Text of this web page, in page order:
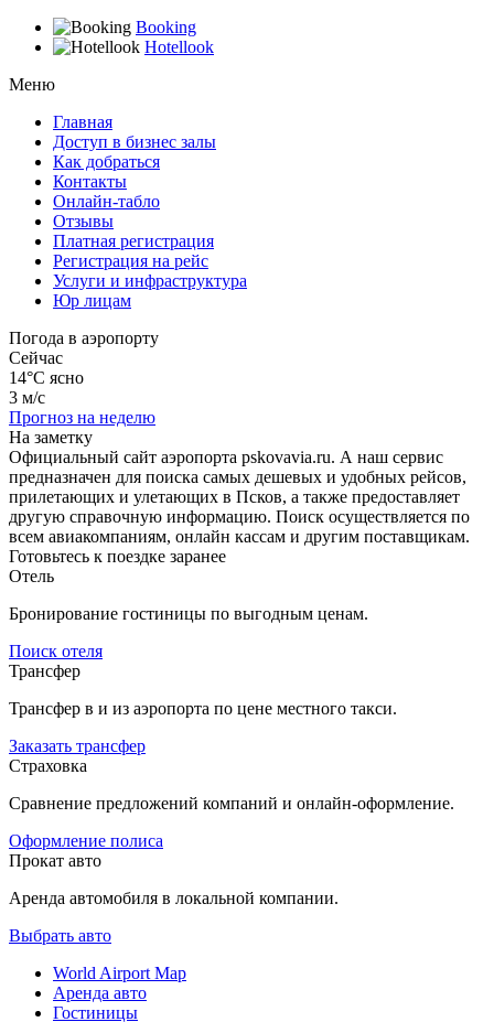
Booking
Hotellook
Меню
Главная
Доступ в бизнес залы
Как добраться
Контакты
Онлайн-табло
Отзывы
Платная регистрация
Регистрация на рейс
Услуги и инфраструктура
Юр лицам
Погода в аэропорту
Сейчас
14°C ясно
3 м/с
Прогноз на неделю
На заметку
Официальный сайт аэропорта pskovavia.ru. А наш сервис
предназначен для поиска самых дешевых и удобных рейсов,
прилетающих и улетающих в Псков, а также предоставляет
другую справочную информацию. Поиск осуществляется по
всем авиакомпаниям, онлайн кассам и другим поставщикам.
Готовьтесь к поездке заранее
Отель
Бронирование гостиницы по выгодным ценам.
Поиск отеля
Трансфер
Трансфер в и из аэропорта по цене местного такси.
Заказать трансфер
Страховка
Сравнение предложений компаний и онлайн-оформление.
Оформление полиса
Прокат авто
Аренда автомобиля в локальной компании.
Выбрать авто
World Airport Map
Аренда авто
Гостиницы